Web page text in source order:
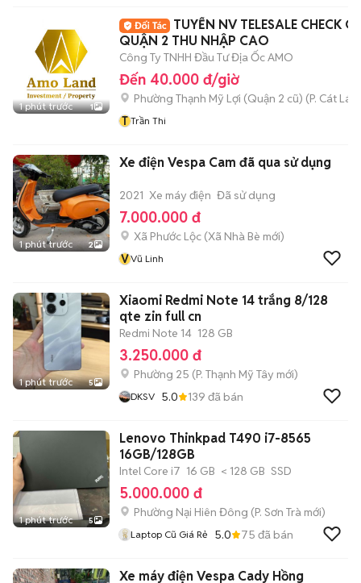
1 phút trước 1
TUYỂN NV TELESALE CHECK
QUẬN 2 THU NHẬP CAO
Công Ty TNHH Đầu Tư Địa Ốc AMO
Đến 40.000 đ/giờ
Phường Thạnh Mỹ Lợi (Quận 2 cũ) (P. Cát Lái
T Trần Thi
1 phút trước 2
Xe điện Vespa Cam đã qua sử dụng
2021 Xe máy điện Đã sử dụng
7.000.000 đ
Xã Phước Lộc (Xã Nhà Bè mới)
VVũ Linh
1 phút trước 5
Xiaomi Redmi Note 14 trắng 8/128
qte zin full cn
Redmi Note 14 128 GB
3.250.000 đ
Phường 25 (P. Thạnh Mỹ Tây mới)
DKSV 5.0 139 đã bán
1 phút trước 5
Lenovo Thinkpad T490 i7-8565
16GB/128GB
Intel Core i7 16 GB < 128 GB SSD
5.000.000 đ
Phường Nại Hiên Đông (P. Sơn Trà mới)
Laptop Cũ Giá Rẻ 5.0 75 đã bán
Xe máy điện Vespa Cady Hồng